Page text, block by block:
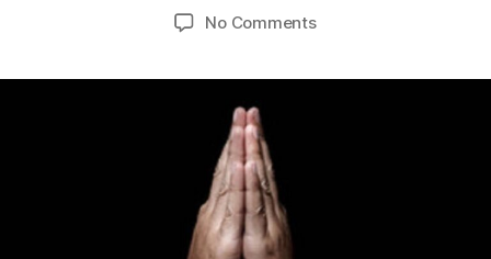
date
No Commentson